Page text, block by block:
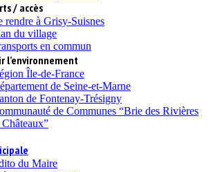
/ accès
rendre à Grisy-Suisnes
du village
en commun
l’environnement
Île-de-France
de Seine-et-Marne
de Fontenay-Trésigny
de Communes “Brie des Rivières
Châteaux”
du Maire